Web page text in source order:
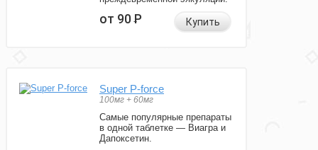
от 90Р Купить
Super P-force
100мг + 60мг
Самые популярные препараты
в одной таблетке — Виагра и
Дапоксетин.